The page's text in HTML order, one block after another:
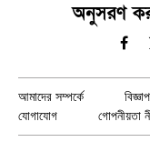
অনুসরণ
আমাদের সম্পর্কে
যোগাযোগ
গোপনীয়তা